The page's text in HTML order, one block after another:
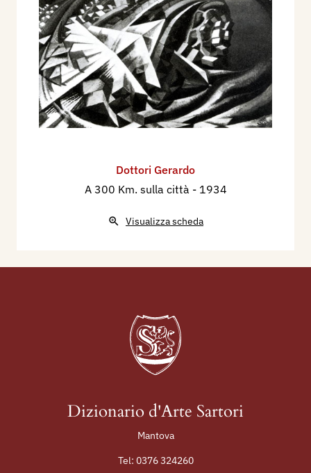
Dottori Gerardo
A 300 Km. sulla città - 1934
Visualizza scheda
Dizionario d'Arte Sartori
Mantova
Tel: 0376 324260